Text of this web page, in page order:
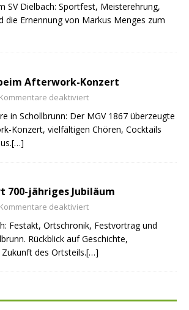
SV Dielbach: Sportfest, Meisterehrung,
die Ernennung von Markus Menges zum
Afterwork-Konzert
Kommentare deaktiviert
in Schollbrunn: Der MGV 1867 überzeugte
Konzert, vielfältigen Chören, Cocktails
700-jähriges Jubiläum
Kommentare deaktiviert
Festakt, Ortschronik, Festvortrag und
Rückblick auf Geschichte,
des Ortsteils.[…]